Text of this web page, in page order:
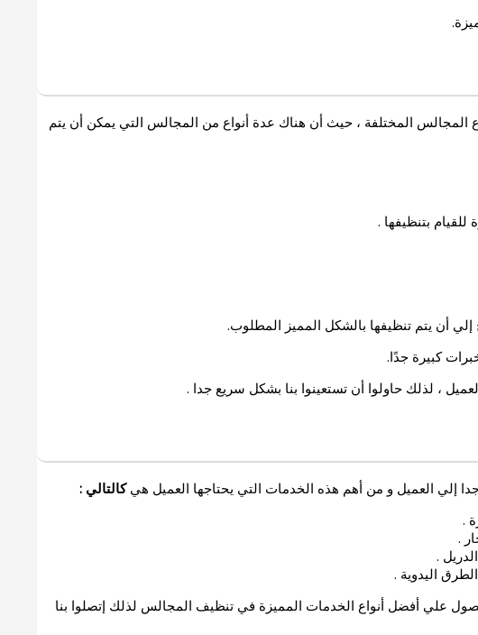
المجالس المختلفة ، حيث أن هناك عدة أنواع من المجالس التي يمكن أن يتم
بتنظيفها .
أن يتم تنظيفها بالشكل المميز المطلوب.
كبيرة جدًا.
، لذلك حاولوا أن تستعينوا بنا بشكل سريع جدا .
إلي العميل و من أهم هذه الخدمات التي يحتاجها العميل هيكالتالي :
.
.
.
اليدوية .
علي أفضل أنواع الخدمات المميزة في تنظيف المجالس لذلك إتصلوا بنا